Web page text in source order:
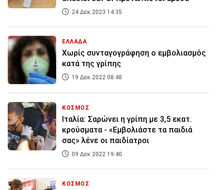
24 Δεκ 2023 14:35
ΕΛΛΑΔΑ
Χωρίς συνταγογράφηση ο εμβολιασμός
κατά της γρίπης
19 Δεκ 2022 08:48
ΚΟΣΜΟΣ
Ιταλία: Σαρώνει η γρίπη με 3,5 εκατ.
κρούσματα - «Εμβολιάστε τα παιδιά
σας» λένε οι παιδίατροι
09 Δεκ 2022 19:40
ΚΟΣΜΟΣ